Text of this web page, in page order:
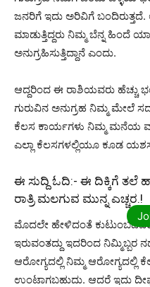
ಜನರಿಗೆ ಇದು ಅರಿವಿಗೆ
ಮಾಡುತ್ತಿದ್ದರು ನಿಮ್ಮ ಬೆನ್ನ ಹಿಂದೆ
ಅನುಗ್ರಹಿಸುತ್ತಿದ್ದಾನೆ ಎಂದು.
ಆದ್ದರಿಂದ ಈ ರಾಶಿಯವರು ಹೆಚ್ಚು
ಗುರುವಿನ ಅನುಗ್ರಹ ನಿಮ್ಮ ಮೇಲೆ
ಕೆಲಸ ಕಾರ್ಯಗಳು ನಿಮ್ಮ ಮನೆಯ
ಎಲ್ಲಾ ಕೆಲಸಗಳಲ್ಲಿಯೂ ಕೂಡ
ಈ ಸುದ್ದಿ ಓದಿ:- ಈ ದಿಕ್ಕಿಗೆ ತಲೆ
ರಾತ್ರಿ ಮಲಗುವ ಮುನ್ನ ಎಚ್ಚರ.!
ಮೊದಲೇ ಹೇಳಿದಂತೆ
ಇರುವಂತದ್ದು ಇದರಿಂದ ನಿಮ್ಮಿಬ್ಬರ
ಆರೋಗ್ಯದಲ್ಲಿ ನಿಮ್ಮ ಆರೋಗ್ಯದಲ್ಲಿ
ಉಂಟಾಗಬಹುದು. ಆದರೆ ಇದು